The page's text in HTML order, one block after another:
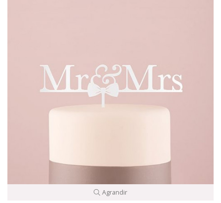
Agrandir